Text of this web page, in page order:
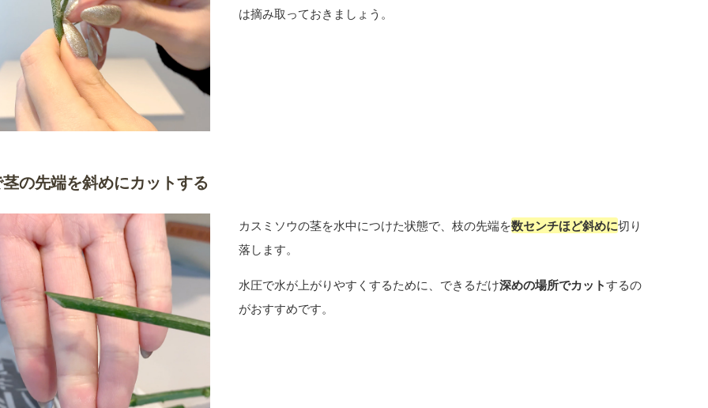
は摘み取っておきましょう。
の先端を斜めにカットする
カスミソウの茎を水中につけた状態で、枝の先端を数センチほど斜めに切り
落します。
水圧で水が上がりやすくするために、できるだけ深めの場所でカットするの
がおすすめです。